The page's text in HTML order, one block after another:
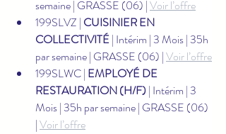
semaine | GRASSE (06) | Voir l’offre
199SLVZ | CUISINIER EN
COLLECTIVITÉ | Intérim | 3 Mois | 35h
par semaine | GRASSE (06) | Voir l’offre
199SLWC | EMPLOYÉ DE
RESTAURATION (H/F) | Intérim | 3
Mois | 35h par semaine | GRASSE (06)
| Voir l’offre